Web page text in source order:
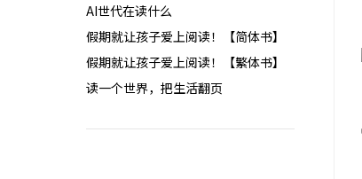
AI世代在读什么
假期就让孩子爱上阅读！【简体书】
假期就让孩子爱上阅读！【繁体书】
读一个世界，把生活翻页